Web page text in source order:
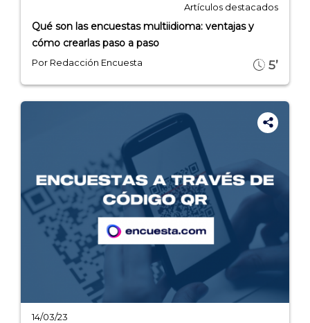
INICIO
Artículos destacados
Qué son las encuestas multiidioma: ventajas y
cómo crearlas paso a paso
Por Redacción Encuesta 5’
14/03/23